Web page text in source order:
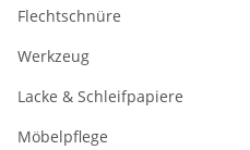
Flechtschnüre
Werkzeug
Lacke & Schleifpapiere
Möbelpflege